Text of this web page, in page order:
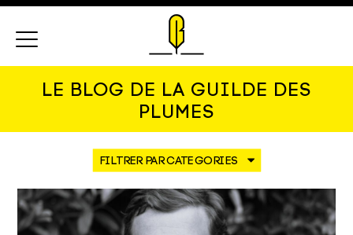
LE BLOG DE LA GUILDE DES
PLUMES